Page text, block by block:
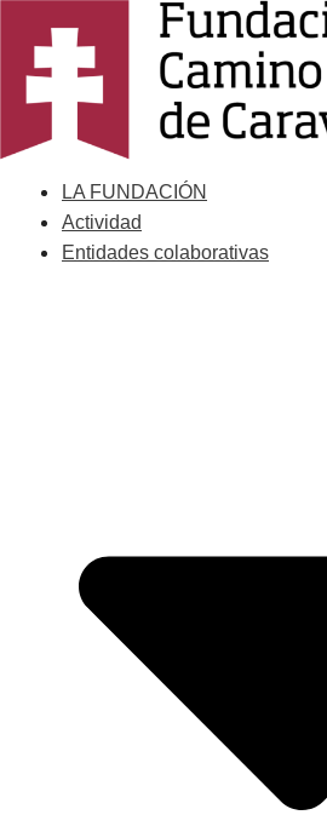
contenido
LA FUNDACIÓN
Actividad
Entidades colaborativas